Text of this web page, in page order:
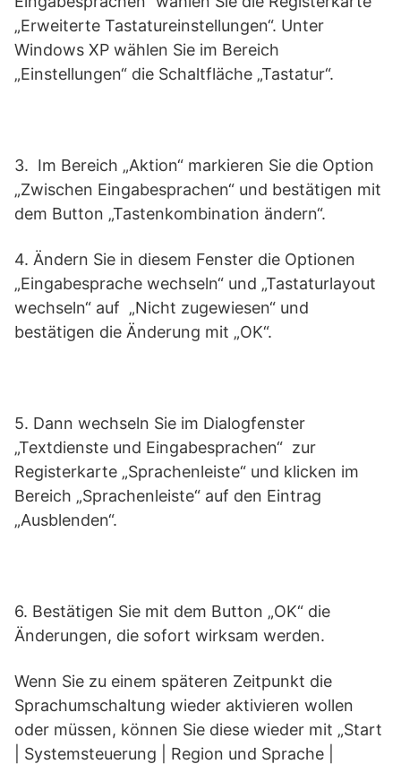
„Erweiterte Tastatureinstellungen“. Unter
Windows XP wählen Sie im Bereich
„Einstellungen“ die Schaltfläche „Tastatur“.
3. Im Bereich „Aktion“ markieren Sie die Option
„Zwischen Eingabesprachen“ und bestätigen mit
dem Button „Tastenkombination ändern“.
4. Ändern Sie in diesem Fenster die Optionen
„Eingabesprache wechseln“ und „Tastaturlayout
wechseln“ auf „Nicht zugewiesen“ und
bestätigen die Änderung mit „OK“.
5. Dann wechseln Sie im Dialogfenster
„Textdienste und Eingabesprachen“ zur
Registerkarte „Sprachenleiste“ und klicken im
Bereich „Sprachenleiste“ auf den Eintrag
„Ausblenden“.
6. Bestätigen Sie mit dem Button „OK“ die
Änderungen, die sofort wirksam werden.
Wenn Sie zu einem späteren Zeitpunkt die
Sprachumschaltung wieder aktivieren wollen
oder müssen, können Sie diese wieder mit „Start
| Systemsteuerung | Region und Sprache |